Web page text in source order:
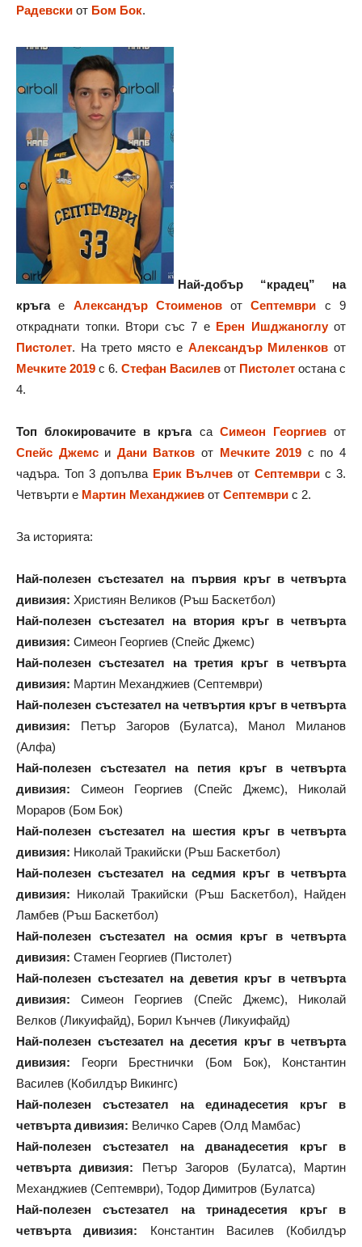
Радевски от Бом Бок.
Най-добър “крадец” на
кръгае Александър СтоименовотСептември с 9
откраднати топки. Втори със 7 е Ерен Ишджаноглуот
Пистолет. На трето място е Александър Миленков от
Мечките 2019 с 6. Стефан Василев от Пистолет остана с
4.
Топ блокировачите в кръгаса Симеон Георгиевот
Спейс Джемси Дани Ватков от Мечките 2019 с по 4
чадъра. Топ 3 допълва Ерик Вълчев отСептември с 3.
Четвърти е Мартин Механджиев от Септември с 2.
За историята:
Най-полезен състезател на първия кръг в четвърта
дивизия: Християн Великов (Ръш Баскетбол)
Най-полезен състезател на втория кръг в четвърта
дивизия: Симеон Георгиев (Спейс Джемс)
Най-полезен състезател на третия кръг в четвърта
дивизия: Мартин Механджиев (Септември)
Най-полезен състезател на четвъртия кръг в четвърта
дивизия: Петър Загоров (Булатса), Манол Миланов
(Алфа)
Най-полезен състезател на петия кръг в четвърта
дивизия:Симеон Георгиев (Спейс Джемс), Николай
Мораров (Бом Бок)
Най-полезен състезател на шестия кръг в четвърта
дивизия: Николай Тракийски (Ръш Баскетбол)
Най-полезен състезател на седмия кръг в четвърта
дивизия: Николай Тракийски (Ръш Баскетбол), Найден
Ламбев (Ръш Баскетбол)
Най-полезен състезател на осмия кръг в четвърта
дивизия: Стамен Георгиев (Пистолет)
Най-полезен състезател на деветия кръг в четвърта
дивизия:Симеон Георгиев (Спейс Джемс), Николай
Велков (Ликуифайд), Борил Кънчев (Ликуифайд)
Най-полезен състезател на десетия кръг в четвърта
дивизия: Георги Брестнички (Бом Бок), Константин
Василев (Кобилдър Викингс)
Най-полезен състезател на единадесетия кръг в
четвърта дивизия: Величко Сарев (Олд Мамбас)
Най-полезен състезател на дванадесетия кръг в
четвърта дивизия: Петър Загоров (Булатса), Мартин
Механджиев (Септември), Тодор Димитров (Булатса)
Най-полезен състезател на тринадесетия кръг в
четвърта дивизия: Константин Василев (Кобилдър